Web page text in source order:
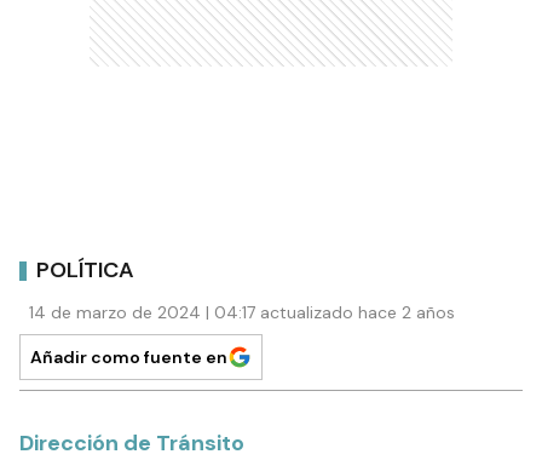
POLÍTICA
14 de marzo de 2024 | 04:17 actualizado hace 2 años
Añadir como fuente en
Dirección de Tránsito